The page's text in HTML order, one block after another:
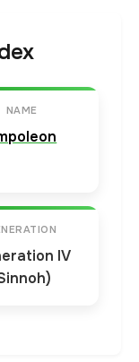
NAME
IV